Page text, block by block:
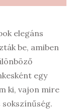
elegáns
be, amiben
egy
ki, vajon mire